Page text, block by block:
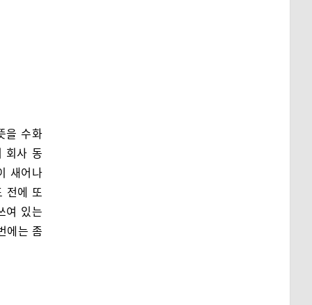
을 수화
회사 동
새어나
전에 또
여 있는
에는 좀